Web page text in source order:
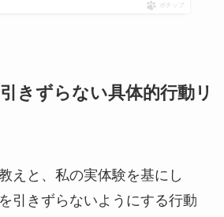
ポチップ
きずらない具体的行動リ
えと、私の実体験を基にし
引きずらないようにする行動